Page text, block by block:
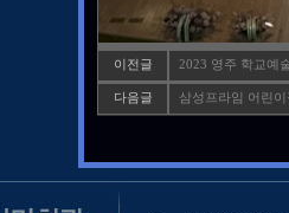
이전글 2023 영주 학교예
다음글 삼성프라임 어린